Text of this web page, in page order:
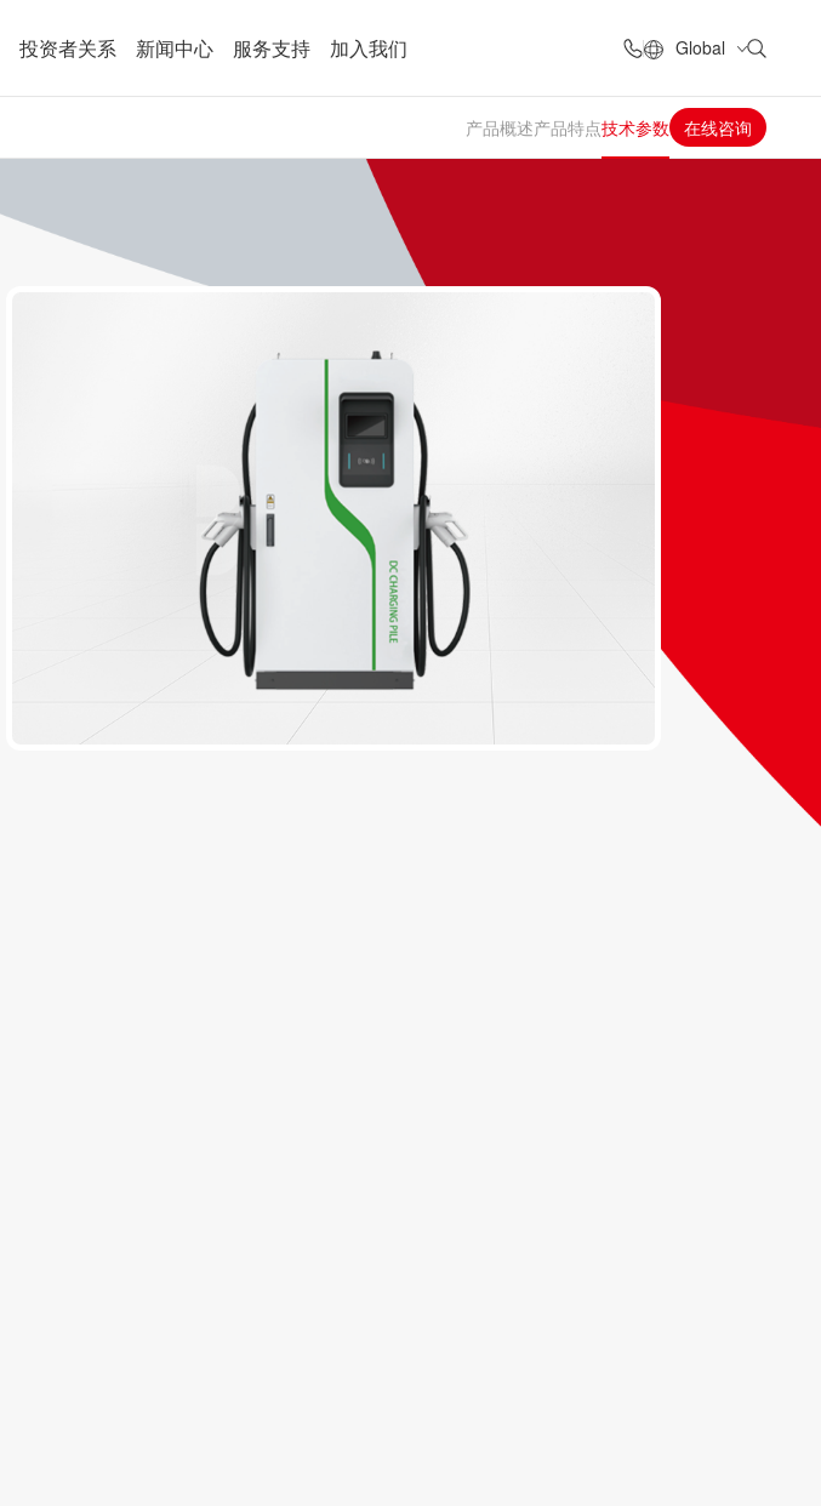
投资者关系 新闻中心 服务支持 加入我们 Global
产品概述产品特点技术参数 在线咨询